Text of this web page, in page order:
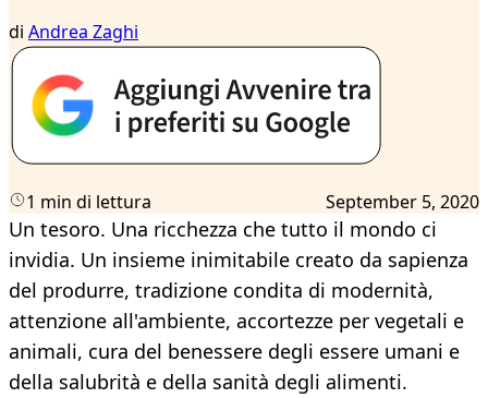
di Andrea Zaghi
1 min di lettura September 5, 2020
Un tesoro. Una ricchezza che tutto il mondo ci
invidia. Un insieme inimitabile creato da sapienza
del produrre, tradizione condita di modernità,
attenzione all'ambiente, accortezze per vegetali e
animali, cura del benessere degli essere umani e
della salubrità e della sanità degli alimenti.